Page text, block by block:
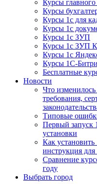
Курсы главного
Курсы
Курсы 1с для
Курсы 1с
Курсы 1с ЗУП
Курсы 1с ЗУП
Курсы 1с
Курсы 1С-
Бесплатные
Новости
Что
требования,
Типовые
Первый запуск
установки
Как
инструкция
Сравнение
году
Выбрать город